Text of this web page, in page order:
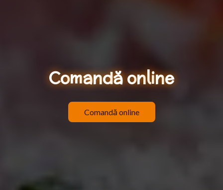
Comandăonline
Comandă online